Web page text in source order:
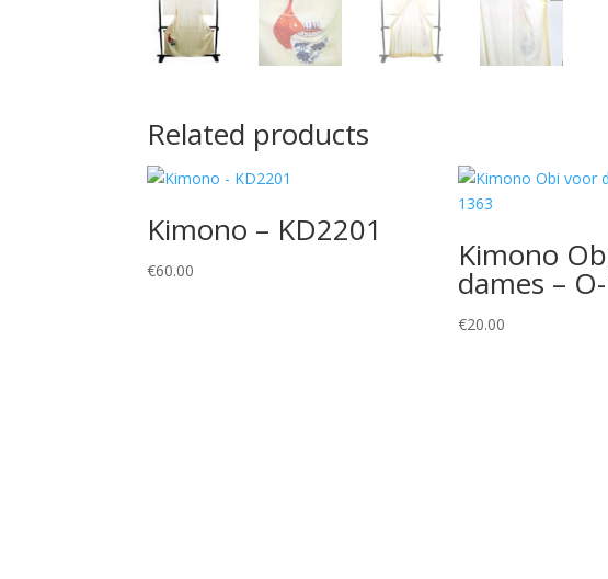
Related products
Kimono – KD2201
€60.00 Kimono
dames –
€20.00